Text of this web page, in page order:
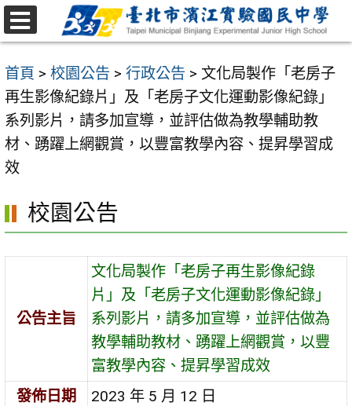
跳
至
要
內
容
區
首頁 > 校園公告 > 行政公告 > 文化局製作「老房子
再生影像紀錄片」及「老房子文化運動影像紀錄」
系列影片，請多加宣導，並評估做為教學輔助教
材、踴躍上網觀賞，以豐富教學內容、提昇學習成
效
校園公告
公告主旨
文化局製作「老房子再生影像紀錄
片」及「老房子文化運動影像紀錄」
系列影片，請多加宣導，並評估做為
教學輔助教材、踴躍上網觀賞，以豐
富教學內容、提昇學習成效
發佈日期
2023 年 5 月 12 日
選
單